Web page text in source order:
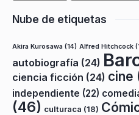
Nube de etiquetas
Akira Kurosawa (14) Alfred Hitchcock
autobiografía (24)
ciencia ficción (24) cine
independiente (22)
(46) culturaca (18)